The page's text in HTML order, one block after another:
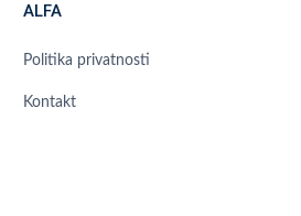
ALFA
Politika privatnosti
Kontakt